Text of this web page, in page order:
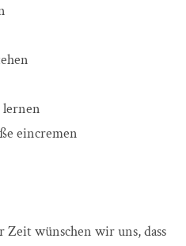
lernen
eincremen
Zeit wünschen wir uns, dass